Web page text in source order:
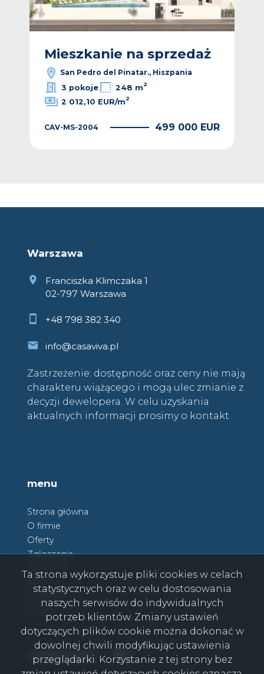
Mieszkanie na sprzedaż
San Pedro del Pinatar., Hiszpania
3 pokoje
248 m2
2 012,10 EUR/m2
CAV-MS-2004 499 000 EUR
Warszawa
Franciszka Klimczaka 1
02-797 Warszawa
+48 798 382 340
info@casaviva.pl
Zastrzeżenie: dostępność oraz ceny nie mają
charakteru wiążącego i mogą ulec zmianie z
decyzji dewelopera. W celu uzyskania
aktualnych informacji prosimy o kontakt.
menu
Strona główna
O firmie
Oferty
Zgłoszenia
Kontakt
social media Facebook
Facebook
Ta strona wykorzystuje pliki cookies w celach
statystycznych oraz w celu dostosowania
naszych serwisów do indywidualnych
potrzeb klientów. Zmiany ustawień
dotyczących plików cookie można dokonać w
dowolnej chwili modyfikując ustawienia
przeglądarki. Korzystanie z tej strony bez